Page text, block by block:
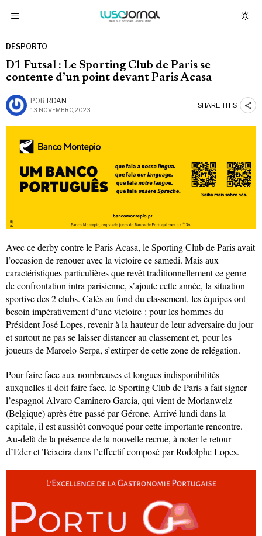
DESPORTO
D1 Futsal : Le Sporting Club de Paris se
contente d’un point devant Paris Acasa
POR RDAN
13 NOVEMBRO, 2023
SHARE THIS
Avec ce derby contre le Paris Acasa, le Sporting Club de Paris avait
l’occasion de renouer avec la victoire ce samedi. Mais aux
caractéristiques particulières que revêt traditionnellement ce genre
de confrontation intra parisienne, s’ajoute cette année, la situation
sportive des 2 clubs. Calés au fond du classement, les équipes ont
besoin impérativement d’une victoire : pour les hommes du
Président José Lopes, revenir à la hauteur de leur adversaire du jour
et surtout ne pas se laisser distancer au classement et, pour les
joueurs de Marcelo Serpa, s’extirper de cette zone de relégation.
Pour faire face aux nombreuses et longues indisponibilités
auxquelles il doit faire face, le Sporting Club de Paris a fait signer
l’espagnol Alvaro Caminero Garcia, qui vient de Morlanwelz
(Belgique) après être passé par Gérone. Arrivé lundi dans la
capitale, il est aussitôt convoqué pour cette importante rencontre.
Au-delà de la présence de la nouvelle recrue, à noter le retour
d’Eder et Teixeira dans l’effectif composé par Rodolphe Lopes.